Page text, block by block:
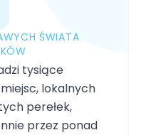
ŚWIATA
tysiące
lokalnych
perełek,
przez ponad